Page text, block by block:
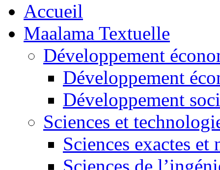
Accueil
Maalama Textuelle
Développement
Développement
Développement
Sciences et
Sciences exactes et